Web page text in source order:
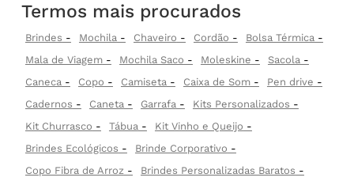
Termos mais procurados
Brindes Mochila Chaveiro Cordão
Bolsa Térmica
Mala de Viagem
Mochila Saco Moleskine
Sacola
Caneca
Copo Camiseta Caixa de Som
Pen drive
Cadernos
Caneta Garrafa
Kits Personalizados
Kit Churrasco
Tábua
Kit Vinho e Queijo
Brindes Ecológicos
Brinde Corporativo
Copo Fibra de Arroz
Brindes Personalizadas Baratos